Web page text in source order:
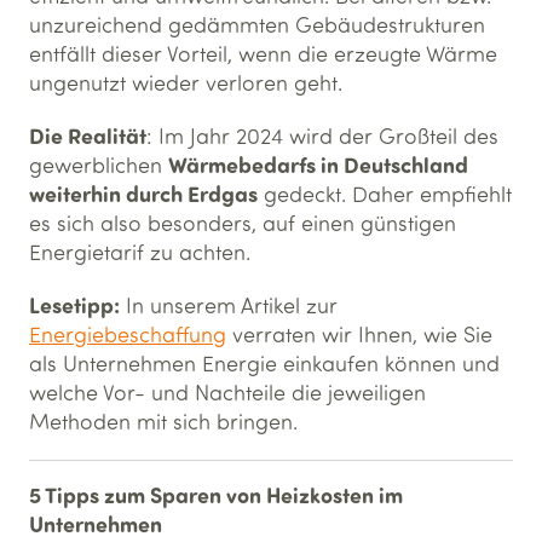
unzureichend gedämmten Gebäudestrukturen
entfällt dieser Vorteil, wenn die erzeugte Wärme
ungenutzt wieder verloren geht.
Die Realität: Im Jahr 2024 wird der Großteil des
gewerblichen Wärmebedarfs in Deutschland
weiterhin durch Erdgas gedeckt. Daher empfiehlt
es sich also besonders, auf einen günstigen
Energietarif zu achten.
Lesetipp: In unserem Artikel zur
Energiebeschaffung verraten wir Ihnen, wie Sie
als Unternehmen Energie einkaufen können und
welche Vor- und Nachteile die jeweiligen
Methoden mit sich bringen.
5 Tipps zum Sparen von Heizkosten im
Unternehmen